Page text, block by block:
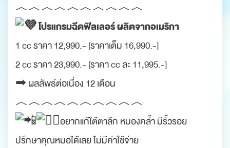
︿︿︿︿︿︿︿︿︿︿
โปรแกรมฉีดฟิลเลอร์ ผลิตจากอเมริกา
1 cc ราคา 12,990.- [ราคาเต็ม 16,990.-]
2 cc ราคา 23,990.- [ราคา cc ละ 11,995.-]
➡︎ ผลลัพธ์ต่อเนื่อง 12 เดือน
︿︿︿︿︿︿︿︿︿︿
อยากแก้ใต้ตาลึก หมองคล้ำ มีริ้วรอย
ปรึกษาคุณหมอได้เลย ไม่มีค่าใช้จ่าย